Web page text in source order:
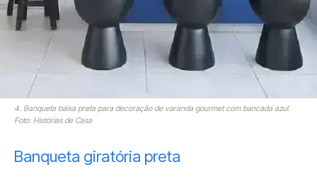
4. Banqueta baixa preta para decoração de varanda gourmet com bancada azul.
Foto: Histórias de Casa
Banqueta giratória preta